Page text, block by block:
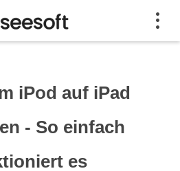
iPod auf iPad
- So einfach
es